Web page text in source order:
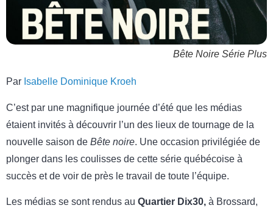
Bête Noire Série Plus
Par Isabelle Dominique Kroeh
C’est par une magnifique journée d’été que les médias
étaient invités à découvrir l’un des lieux de tournage de la
nouvelle saison de Bête noire. Une occasion privilégiée de
plonger dans les coulisses de cette série québécoise à
succès et de voir de près le travail de toute l’équipe.
Les médias se sont rendus au Quartier Dix30, à Brossard,